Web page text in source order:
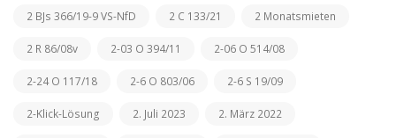
2 BJs 366/19-9 VS-NfD 2 C 133/21 2 Monatsmieten
2 R 86/08v 2-03 O 394/11 2-06 O 514/08
2-24 O 117/18 2-6 O 803/06 2-6 S 19/09
2-Klick-Lösung 2. Juli 2023 2. März 2022